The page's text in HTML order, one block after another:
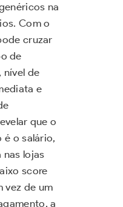
na
Com o
cruzar
de
nível de
e
que o
é o salário,
nas lojas
score
vez de um
a